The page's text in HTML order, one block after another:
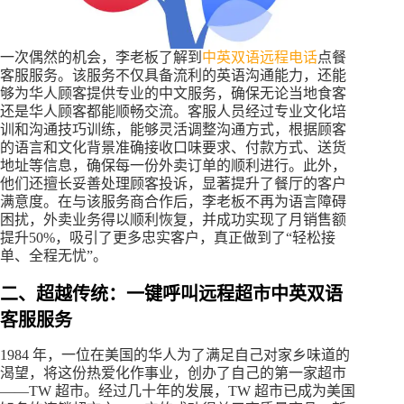
一次偶然的机会，李老板了解到 中英双语远程电话点餐
客服服务。该服务不仅具备流利的英语沟通能力，还能
够为华人顾客提供专业的中文服务，确保无论当地食客
还是华人顾客都能顺畅交流。客服人员经过专业文化培
训和沟通技巧训练，能够灵活调整沟通方式，根据顾客
的语言和文化背景准确接收口味要求、付款方式、送货
地址等信息，确保每一份外卖订单的顺利进行。此外，
他们还擅长妥善处理顾客投诉，显著提升了餐厅的客户
满意度。在与该服务商合作后，李老板不再为语言障碍
困扰，外卖业务得以顺利恢复，并成功实现了月销售额
提升50%，吸引了更多忠实客户，真正做到了“轻松接
单、全程无忧”。
二、超越传统：一键呼叫远程超市中英双语
客服服务
1984 年，一位在美国的华人为了满足自己对家乡味道的
渴望，将这份热爱化作事业，创办了自己的第一家超市
——TW 超市。经过几十年的发展，TW 超市已成为美国